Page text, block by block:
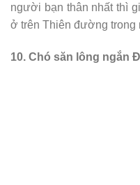
người bạn thân nhất thì
ở trên Thiên đường trong
10. Chó săn lông ngắn